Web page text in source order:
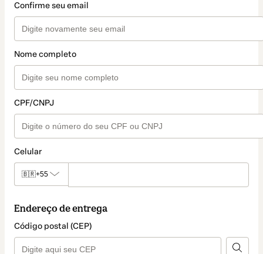
Confirme seu email
Nome completo
CPF/CNPJ
Celular
🇧🇷+55
Endereço de entrega
Código postal (CEP)